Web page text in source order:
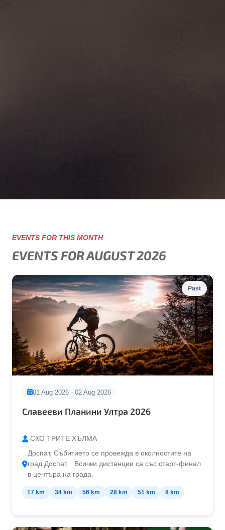
EVENTS FOR THIS MONTH
EVENTS FOR AUGUST 2026
Past
01 Aug 2026 - 02 Aug 2026
Славееви Планини Ултра 2026
СКО ТРИТЕ ХЪЛМА
Доспат, Събитието се провежда в околностите на
град Доспат. Всички дистанции са със старт-финал
в центъра на града.
17 km 34 km 56 km 28 km 51 km 8 km